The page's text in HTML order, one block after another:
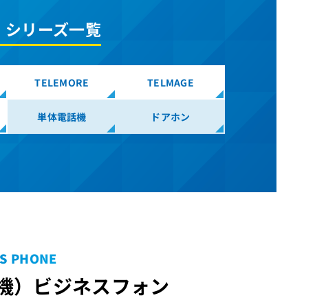
DDPH
DDPH(BE1)
DS-DDPH
DS-STND
DS-STND+NRアタッチメント
FR 050IP 2chライセンス
FR IVR 8chライセンス
FR KDDI光 2chライセンス
リーズ一覧
TELEMORE TELMAGE
単体電話機 ドアホン
PHONE
ビジネスフォン